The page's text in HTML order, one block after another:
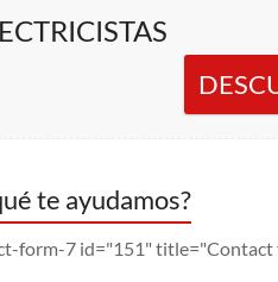
te ayudamos?
form-7 id="151" title="Contact